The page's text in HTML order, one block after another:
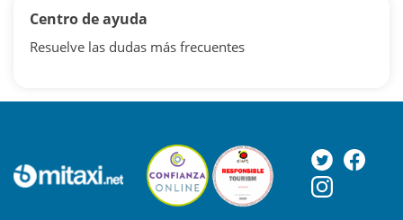
Centro de ayuda
Resuelve las dudas más frecuentes